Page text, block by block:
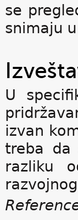
se
snimaju
U
izvan
treba da
razliku